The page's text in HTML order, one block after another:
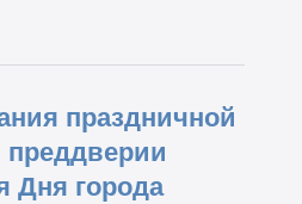
праздничной
Дня города